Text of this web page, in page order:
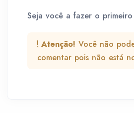
Seja você a fazer o
Atenção! Você não
comentar pois não está